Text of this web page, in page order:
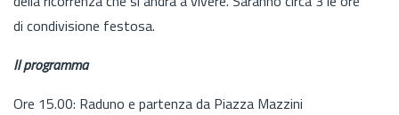
di condivisione festosa.
Il programma
Ore 15.00: Raduno e partenza da Piazza Mazzini